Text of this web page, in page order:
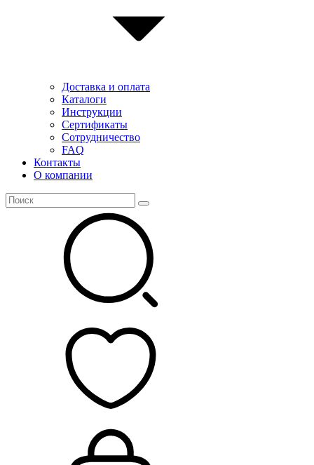
Доставка и оплата
Каталоги
Инструкции
Сертификаты
Сотрудничество
FAQ
Контакты
О компании